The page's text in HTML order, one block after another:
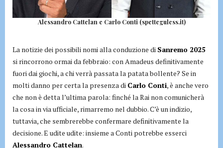
Alessandro Cattelan e Carlo Conti (spetteguless.it)
La notizie dei possibili nomi alla conduzione di Sanremo 2025
si rincorrono ormai da febbraio: con Amadeus definitivamente
fuori dai giochi, a chi verrà passata la patata bollente? Se in
molti danno per certa la presenza di Carlo Conti, è anche vero
che non è detta l’ultima parola: finché la Rai non comunicherà
la cosa in via ufficiale, rimarremo nel dubbio. C’è un indizio,
tuttavia, che sembrerebbe confermare definitivamente la
decisione. E udite udite: insieme a Conti potrebbe esserci
Alessandro Cattelan.